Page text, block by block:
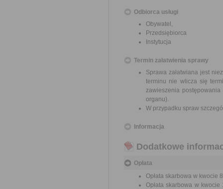
Odbiorca usługi
Obywatel,
Przedsiębiorca
Instytucja
Termin załatwienia sprawy
Sprawa załatwiana jest
terminu nie wlicza się
zawieszenia
organu).
W przypadku spraw
Informacja
Dodatkowe
Opłata
Opłata skarbowa w kwocie
Opłata skarbowa w